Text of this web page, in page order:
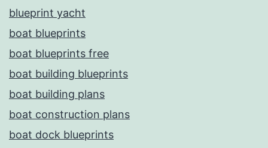
blueprint yacht
boat blueprints
boat blueprints free
boat building blueprints
boat building plans
boat construction plans
boat dock blueprints